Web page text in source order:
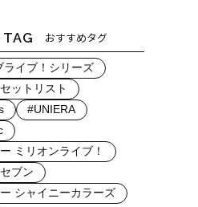
おすすめタグ
ライブ！シリーズ
ットリスト
#UNIERA
ミリオンライブ！
ブン
シャイニーカラーズ